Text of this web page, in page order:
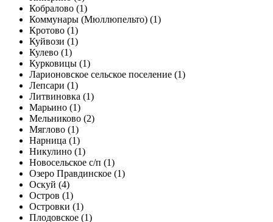
Кобралово (1)
Коммунары (Мюллюпельто) (1)
Кротово (1)
Куйвози (1)
Кулево (1)
Курковицы (1)
Ларионовское сельское поселение (1)
Лепсари (1)
Литвиновка (1)
Марьино (1)
Мельниково (2)
Мяглово (1)
Нарница (1)
Никулино (1)
Новосельское с/п (1)
Озеро Правдинское (1)
Оскуй (4)
Остров (1)
Островки (1)
Плодовское (1)